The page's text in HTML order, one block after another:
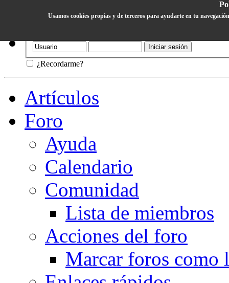
¿Recordarme?
Usamos cookies propias y de terceros para ayudarte en tu
Artículos
Foro
Ayuda
Calendario
Comunidad
Lista de miembros
Acciones del foro
Marcar foros como